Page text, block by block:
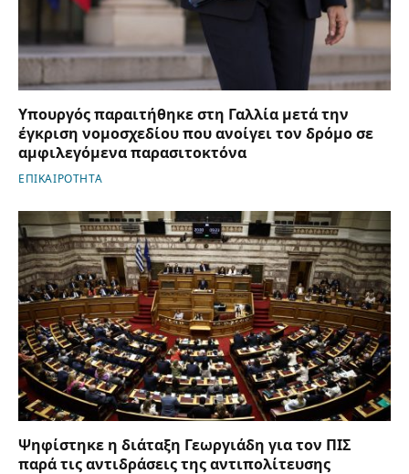
Υπουργός παραιτήθηκε στη Γαλλία μετά την
έγκριση νομοσχεδίου που ανοίγει τον δρόμο σε
αμφιλεγόμενα παρασιτοκτόνα
ΕΠΙΚΑΙΡΟΤΗΤΑ
Ψηφίστηκε η διάταξη Γεωργιάδη για τον ΠΙΣ
παρά τις αντιδράσεις της αντιπολίτευσης